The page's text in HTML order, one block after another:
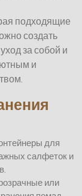
подходящие
создать
за собой и
и
для
салфеток и
или